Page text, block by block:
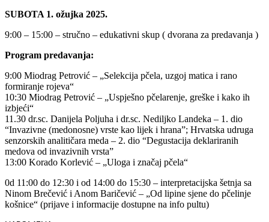
SUBOTA 1. ožujka 2025.
9:00 – 15:00 – stručno – edukativni skup ( dvorana za predavanja )
Program predavanja:
9:00 Miodrag Petrović – „Selekcija pčela, uzgoj matica i rano
formiranje rojeva“
10:30 Miodrag Petrović – „Uspješno pčelarenje, greške i kako ih
izbjeći“
11.30 dr.sc. Danijela Poljuha i dr.sc. Nediljko Landeka – 1. dio
“Invazivne (medonosne) vrste kao lijek i hrana”; Hrvatska udruga
senzorskih analitičara meda – 2. dio “Degustacija deklariranih
medova od invazivnih vrsta”
13:00 Korado Korlević – „Uloga i značaj pčela“
0d 11:00 do 12:30 i od 14:00 do 15:30 – interpretacijska šetnja sa
Ninom Brečević i Anom Baričević – „Od lipine sjene do pčelinje
košnice“ (prijave i informacije dostupne na info pultu)